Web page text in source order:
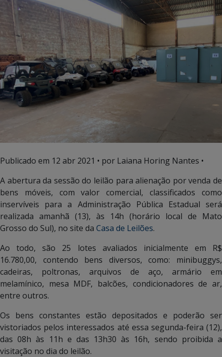
Publicado em 12 abr 2021 • por Laiana Horing Nantes •
A abertura da sessão do leilão para alienação por venda de
bens móveis, com valor comercial, classificados como
inservíveis para a Administração Pública Estadual será
realizada amanhã (13), às 14h (horário local de Mato
Grosso do Sul), no site da Casa de Leilões.
Ao todo, são 25 lotes avaliados inicialmente em R$
16.780,00, contendo bens diversos, como: minibuggys,
cadeiras, poltronas, arquivos de aço, armário em
melamínico, mesa MDF, balcões, condicionadores de ar,
entre outros.
Os bens constantes estão depositados e poderão ser
vistoriados pelos interessados até essa segunda-feira (12),
das 08h às 11h e das 13h30 às 16h, sendo proibida a
visitação no dia do leilão.